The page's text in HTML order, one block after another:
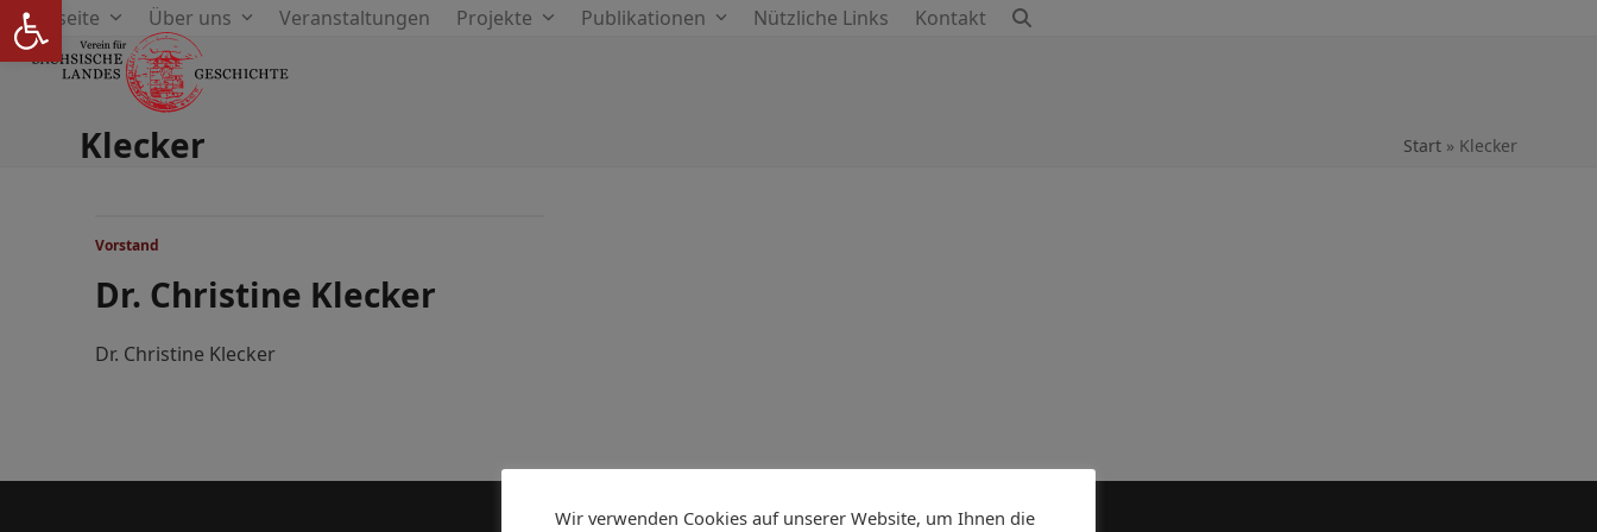
Skip
to
content
Startseite Über uns Veranstaltungen Projekte Publikationen Nützliche Links Kontakt
Klecker Start» Klecker
Vorstand
Dr. Christine Klecker
Dr. Christine Klecker
Wir verwenden Cookies auf unserer Website, um Ihnen die